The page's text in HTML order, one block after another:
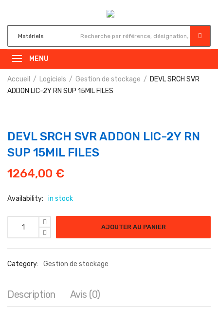
MENU
Accueil Logiciels Gestion de stockage
DEVL SRCH SVR
ADDON LIC-2Y RN SUP 15MIL FILES
DEVL SRCH SVR ADDON LIC-2Y RN
SUP 15MIL FILES
1264,00 €
Availability: in stock
AJOUTER AU PANIER
Category: Gestion de stockage
Description Avis (0)